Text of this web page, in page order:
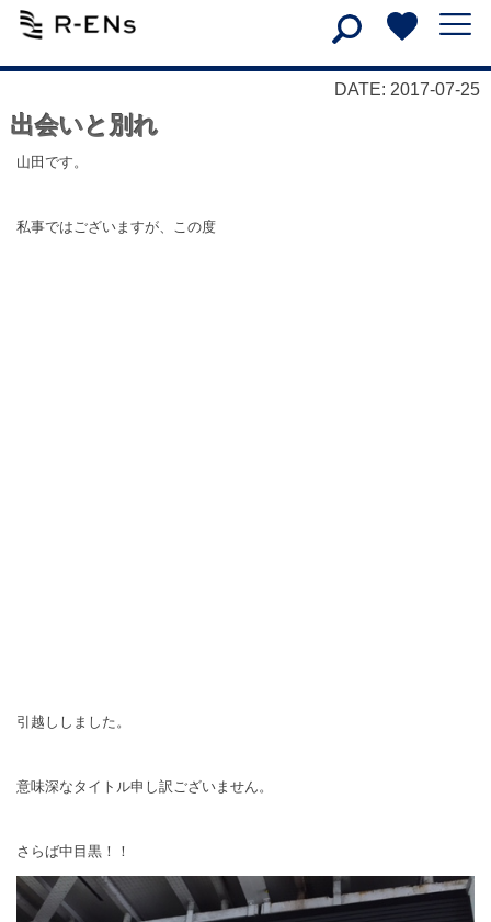
DATE: 2017-07-25
出会いと別れ
山田です。
私事ではございますが、この度
引越ししました。
意味深なタイトル申し訳ございません。
さらば中目黒！！